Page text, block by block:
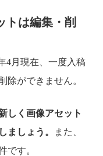
トは編集・削
4月現在、一度入稿
除ができません。
しく画像アセット
ましょう。
また、
です。